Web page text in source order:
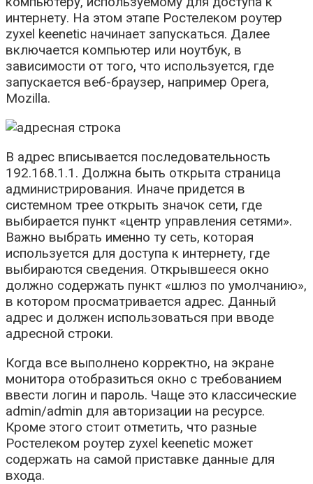
интернету. На этом этапе Ростелеком роутер
zyxel keenetic начинает запускаться. Далее
включается компьютер или ноутбук, в
зависимости от того, что используется, где
запускается веб-браузер, например Opera,
Mozilla.
В адрес вписывается последовательность
192.168.1.1. Должна быть открыта страница
администрирования. Иначе придется в
системном трее открыть значок сети, где
выбирается пункт «центр управления сетями».
Важно выбрать именно ту сеть, которая
используется для доступа к интернету, где
выбираются сведения. Открывшееся окно
должно содержать пункт «шлюз по умолчанию»,
в котором просматривается адрес. Данный
адрес и должен использоваться при вводе
адресной строки.
Когда все выполнено корректно, на экране
монитора отобразиться окно с требованием
ввести логин и пароль. Чаще это классические
admin/admin для авторизации на ресурсе.
Кроме этого стоит отметить, что разные
Ростелеком роутер zyxel keenetic может
содержать на самой приставке данные для
входа.